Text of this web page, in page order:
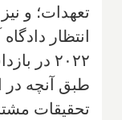
۲۰۲۲ در بازداشت هستند.
طبق آنچه در
تحقیقات